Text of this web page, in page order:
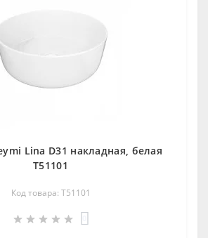
Lina D31 накладная, белая
T51101
Код товара: T51101